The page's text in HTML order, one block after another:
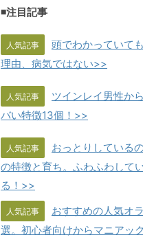
◾️注目記事
人気記事
頭でわかっていて
理由、病気ではない>>
人気記事
ツインレイ男性か
バい特徴13個！>>
人気記事
おっとりしている
の特徴と育ち。ふわふわして
る！>>
人気記事
おすすめの人気オ
選。初心者向けからマニアッ